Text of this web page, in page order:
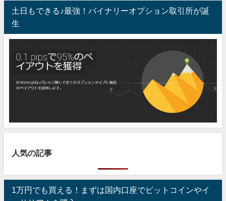
土日もできる♪最強！バイナリーオプション取引所が誕
生
人気の記事
1万円でも買える！まずは国内口座でビットコインやイ